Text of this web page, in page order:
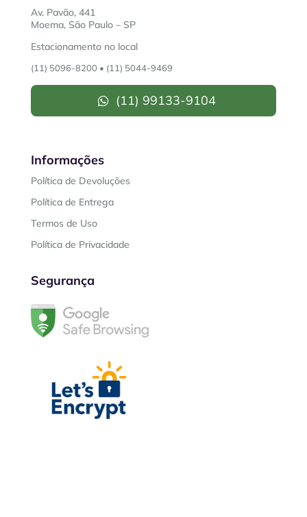
Av. Pavão, 441
Moema, São Paulo – SP
Estacionamento no local
(11) 5096-8200 • (11) 5044-9469
(11) 99133-9104
Informações
Política de Devoluções
Política de Entrega
Termos de Uso
Política de Privacidade
Segurança